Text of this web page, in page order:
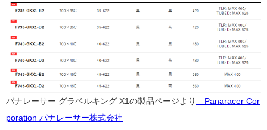
パナレーサー グラベルキング X1の製品ページより
Panaracer Cor
poration パナレーサー株式会社